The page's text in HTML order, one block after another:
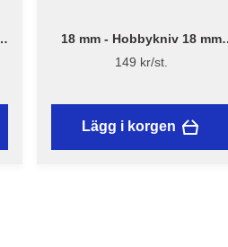
18 mm - Hobbykniv 18 mm
med skruvlås och mattkrok.
149 kr/st.
Lägg i korgen